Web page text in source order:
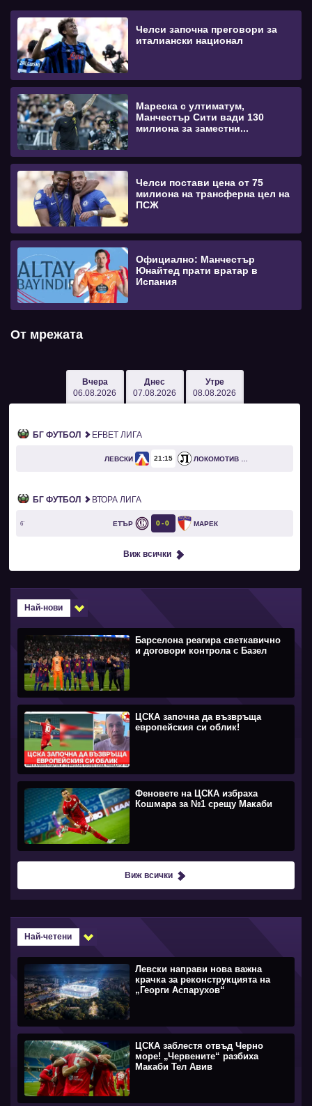
Челси започна преговори за
италиански национал
Мареска с ултиматум,
Манчестър Сити вади 130
милиона за заместни...
Челси постави цена от 75
милиона на трансферна цел на
ПСЖ
Официално: Манчестър
Юнайтед прати вратар в
Испания
От мрежата
Вчера
06.08.2026
Днес
07.08.2026
Утре
08.08.2026
БГ ФУТБОЛ EFBET ЛИГА
ЛЕВСКИ 21 15
БГ ФУТБОЛ ВТОРА ЛИГА
6` ЕТЪР 0 0 МАРЕК
Виж всички
Най-нови
Барселона реагира светкавично
и договори контрола с Базел
ЦСКА започна да възвръща
европейския си облик!
Феновете на ЦСКА избраха
Кошмара за №1 срещу Макаби
Виж всички
Най-четени
Левски направи нова важна
крачка за реконструкцията на
„Георги Аспарухов“
ЦСКА заблестя отвъд Черно
море! „Червените“ разбиха
Макаби Тел Авив